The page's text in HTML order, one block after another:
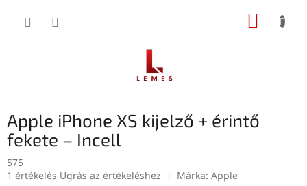
KOSÁR
Apple iPhone XS kijelző + érintő
fekete – Incell
575
A1 értékelés Ugrás az értékeléshez Márka: Apple